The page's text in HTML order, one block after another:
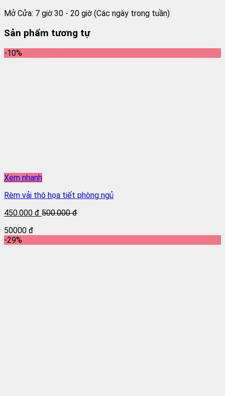
Mở Cửa: 7 giờ 30 - 20 giờ (Các ngày trong tuần)
Sản phẩm tương tự
-10%
Xem nhanh
Rèm vải thô họa tiết phòng ngủ
450.000 đ 500.000 đ
50000 đ
-29%